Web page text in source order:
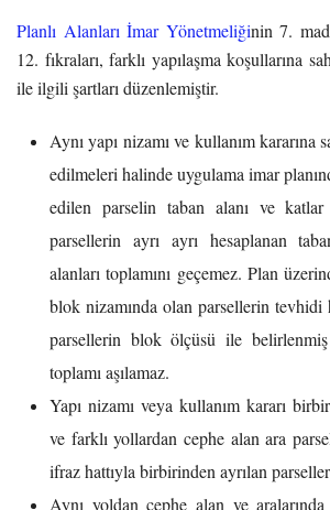
Planlı Alanları İmar Yönetmeliğinin 7.
12. fıkraları, farklı yapılaşma koşullarına
ile ilgili şartları düzenlemiştir.
Aynı yapı nizamı ve kullanım kararına
edilmeleri halinde uygulama imar
edilen parselin taban alanı ve
parsellerin ayrı ayrı hesaplanan
alanları toplamını geçemez. Plan
blok nizamında olan parsellerin
parsellerin blok ölçüsü ile belirlenmiş
toplamı aşılamaz.
Yapı nizamı veya kullanım kararı
ve farklı yollardan cephe alan ara
ifraz hattıyla birbirinden ayrılan
Aynı yoldan cephe alan ve